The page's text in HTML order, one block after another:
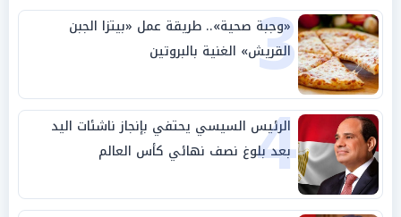
3
«وجبة صحية».. طريقة عمل «بيتزا الجبن
القريش» الغنية بالبروتين
4
الرئيس السيسي يحتفي بإنجاز ناشئات اليد
بعد بلوغ نصف نهائي كأس العالم